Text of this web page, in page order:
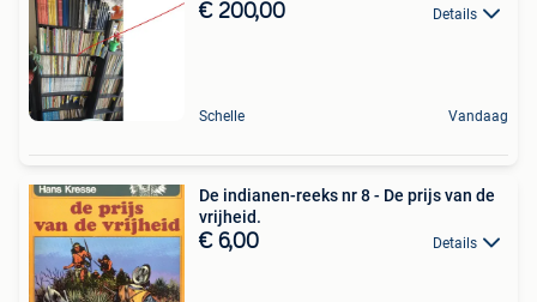
€ 200,00 Details
Schelle Vandaag
De indianen-reeks nr 8 - De prijs van de
vrijheid.
€ 6,00 Details